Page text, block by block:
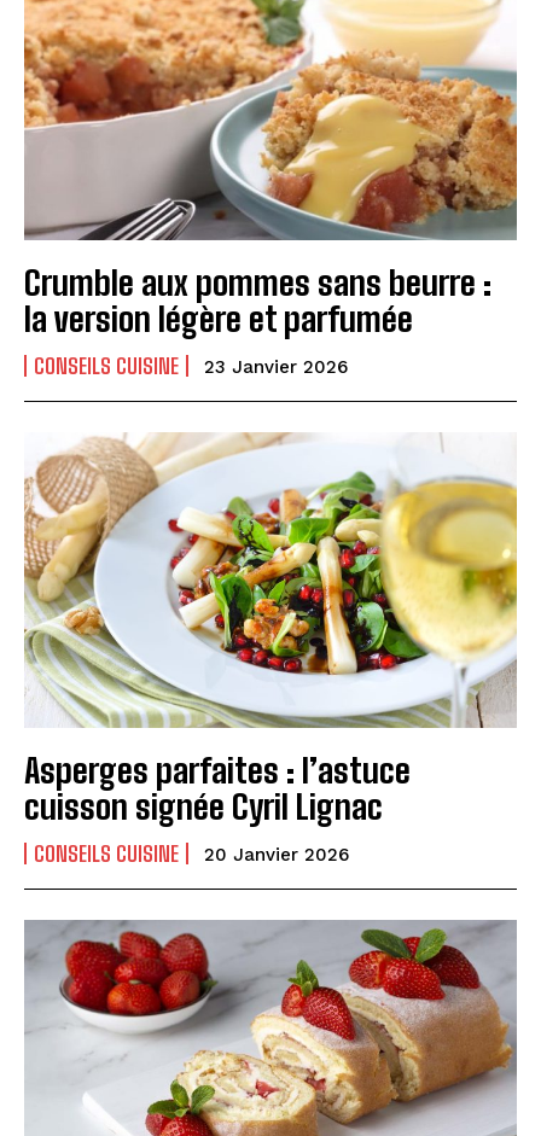
Crumble aux pommes sans beurre :
la version légère et parfumée
CONSEILS CUISINE 23 Janvier 2026
Asperges parfaites : l’astuce
cuisson signée Cyril Lignac
CONSEILS CUISINE 20 Janvier 2026